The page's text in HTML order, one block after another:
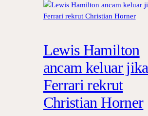
Lewis Hamilton
ancam keluar jika
Ferrari rekrut
Christian Horner